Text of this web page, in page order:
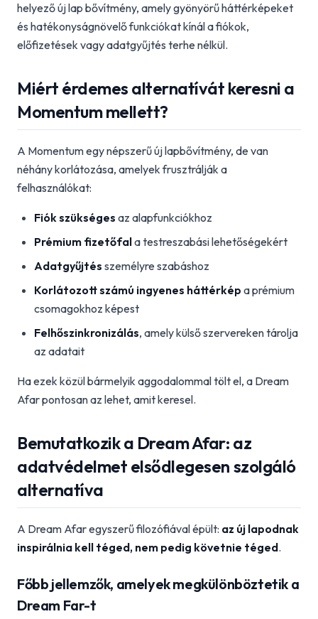
helyező új lap bővítmény, amely gyönyörű háttérképeket
és hatékonyságnövelő funkciókat kínál a fiókok,
előfizetések vagy adatgyűjtés terhe nélkül.
Miért érdemes alternatívát keresni a
Momentum mellett?
A Momentum egy népszerű új lapbővítmény, de van
néhány korlátozása, amelyek frusztrálják a
felhasználókat:
Fiók szükséges az alapfunkciókhoz
Prémium fizetőfala testreszabási lehetőségekért
Adatgyűjtés személyre szabáshoz
Korlátozott számú ingyenes háttérkép a prémium
csomagokhoz képest
Felhőszinkronizálás, amely külső szervereken tárolja
az adatait
Ha ezek közül bármelyik aggodalommal tölt el, a Dream
Afar pontosan az lehet, amit keresel.
Bemutatkozik a Dream Afar: az
adatvédelmet elsődlegesen szolgáló
alternatíva
A Dream Afar egyszerű filozófiával épült: az új lapodnak
inspirálnia kell téged, nem pedig követnie téged.
Főbb jellemzők, amelyek megkülönböztetik a
Dream Far-t